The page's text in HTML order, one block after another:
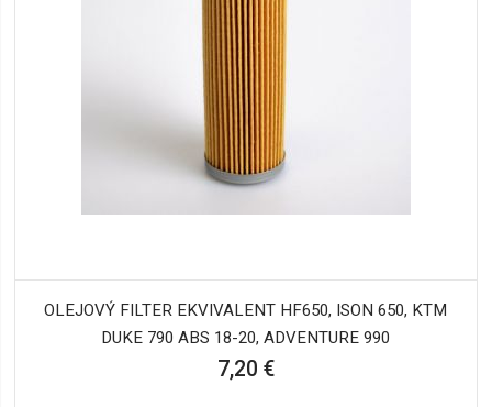
OLEJOVÝ FILTER EKVIVALENT HF650, ISON 650, KTM
DUKE 790 ABS 18-20, ADVENTURE 990
7,20 €